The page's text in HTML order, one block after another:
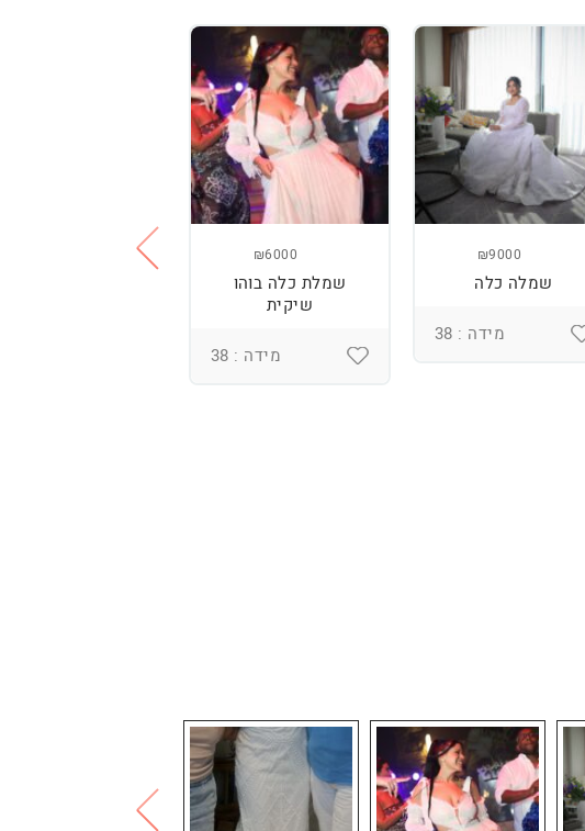
₪9000
שמלה כלה
מידה : 38
₪6000
שמלת כלה בוהו
שיקית
מידה : 38